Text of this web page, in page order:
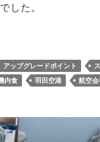
した。
席待ちプレミアムア
アップグレードポイント
内食 羽田空港 航空会